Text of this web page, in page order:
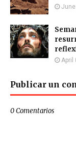
April
Publicar un
0 Comentarios